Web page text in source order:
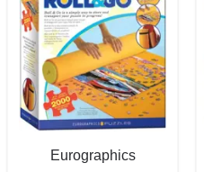
Eurographics